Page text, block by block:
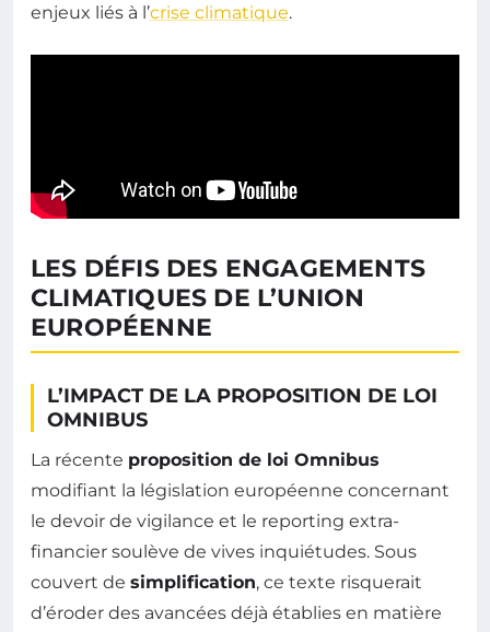
enjeux liés à l’crise climatique.
LES DÉFIS DES ENGAGEMENTS
CLIMATIQUES DE L’UNION
EUROPÉENNE
L’IMPACT DE LA PROPOSITION DE LOI
OMNIBUS
La récente proposition de loi Omnibus
modifiant la législation européenne concernant
le devoir de vigilance et le reporting extra-
financier soulève de vives inquiétudes. Sous
couvert de simplification, ce texte risquerait
d’éroder des avancées déjà établies en matière